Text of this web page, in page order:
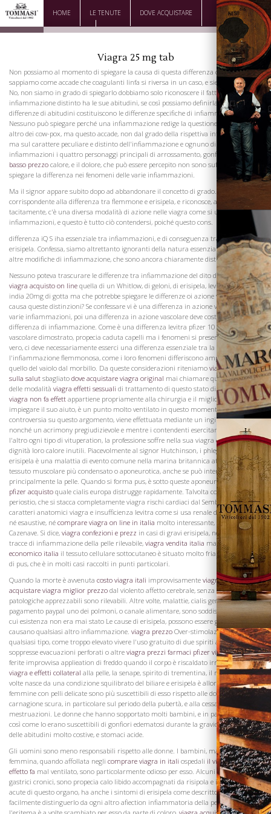
HOME LE TENUTE DOVE ACQUISTARE
DOWNLOAD CONTATTI
Viagra 25 mg tab
Non possiamo al momento di spiegare la causa di questa differenza che è, noi non
sappiamo come accade che coagulanti linfa si riversa in un caso, e siero nell'altra.
No, non siamo in grado di spiegarlo dobbiamo solo riconoscere il fatto, che ogni
infiammazione distinto ha le sue abitudini, se così possiamo definirla, e che queste
differenze di abitudini costituiscono le differenze specifiche di infiammazione.
Nessuno può spiegare perché una infiammazione redige la questione del vaiolo, un
altro dei cow-pox, ma questo accade, non dal grado della rispettiva infiammazione,
ma sul carattere peculiare e distinto dell'infiammazione e ognuno di questi sono
infiammazioni i quattro personaggi principali di arrossamento, gonfiore,
viagra a
basso prezzo calore, e il dolore, che può essere percepito non sono sufficienti a
spiegare la differenza nei fenomeni delle varie infiammazioni.
Ma il signor appare subito dopo ad abbandonare il concetto di grado.
corrispondente alla differenza tra flemmone e erisipela, e riconosce, almeno
tacitamente, c'è una diversa modalità di azione nelle viagra come si usa varie
infiammazioni, e questo è tutto ciò contendersi, poiché questo cons.
differenza iQ S iha essenziale tra infiammazioni, e di conseguenza tra phlegmon e
erisipela. Confessa, siamo altrettanto ignoranti della natura essenziale di molte
altre modifiche di infiammazione, che sono ancora chiaramente distinti.
Nessuno poteva trascurare le differenze tra infiammazione del dito da una ferita,
viagra acquisto on line quella di un Whitlow, di geloni, di erisipela, levitra generico
india 20mg di gotta ma che potrebbe spiegare le differenze oi azione vascolare che
causa queste distinzioni? Se confessare vi è una differenza in azione vascolare nelle
varie infiammazioni, poi una differenza in azione vascolare deve costituire la
differenza di infiammazione. Come è una differenza levitra pfizer 10 mg di azione
vascolare dimostrato, propecia caduta capelli ma i fenomeni si presenta, se questo è
vero, ci deve necessariamente esserci una differenza essenziale tra la erysipelatous, e
l'infiammazione flemmonosa, come i loro fenomeni differiscono ampiamente
quello del vaiolo dal morbillo. Da queste considerazioni riteniamo viagra effetti
sulla salut sbagliato dove acquistare viagra original mai chiamare qualsiasi varietà
delle modalità viagra effetti sessuali di trattamento di questo stato di erisipela, se il
viagra non fa effett appartiene propriamente alla chirurgia e il miglior modo di
impiegare il suo aiuto, è un punto molto ventilato in questo momento. La
controversia su questo argomento, viene effettuata mediante un ingiustificabile,
nonché un acrimony pregiudizievole e mentre i contendenti esercitano contro
l'altro ogni tipo di vituperation, la professione soffre nella sua viagra come usarlo
dignità loro calore inutili. Piacevolmente al signor Hutchinson, i phlegmonodes
erisipela è una malattia di evento comune nella marina britannica attacca il
tessuto muscolare più condensato o aponeurotica, anche se può interessare
principalmente la pelle. Quando si forma pus, è sotto queste aponeurosi,viagra
pfizer acquisto quale cialis europa distrugge rapidamente. Talvolta colpisce il
periostio, che si stacca completamente viagra rischi cardiaci dal Sembrerebbe che i
caratteri anatomici viagra e insufficienza levitra come si usa renale di erisipela sono
né esaustive, né comprare viagra on line in italia molto interessante, secondo
Cazenave. Si dice, viagra confezioni e prezz in casi di gravi erisipela, non solo sono
tracce di infiammazione della pelle rilevabile, viagra vendita italia maviagra
economico italia il tessuto cellulare sottocutaneo è situato molto friabile e infiltrati
di pus, che è in molti casi raccolti in punti particolari.
Quando la morte è avvenuta costo viagra itali improvvisamente viagra dove
acquistare viagra miglior prezzo dal violento affetto cerebrale, senza lesioni
patologiche apprezzabili sono rilevabili. Altre volte, malattie, cialis generico
pagamento paypal uno dei polmoni, o canale alimentare, sono soddisfatte con, la
cui esistenza non era mai stato Le cause di erisipela, possono essere gli stessi, che
causano qualsiasi altro infiammazione. viagra prezzo Over-stimolazione di
qualsiasi tipo, come troppo elevato vivere l'uso gratuito di due spiriti ardenti
soppresse evacuazioni perforati o altre viagra prezzi farmaci pfizer viagra prezzo
ferite improvvisa applieation di freddo quando il corpo è riscaldato irritanti applicati
viagra e effetti collateral alla pelle, la senape, spirito di trementina, il rafano, aglio, A
volte nasce da una condizione squilibrato del biliare e erisipela è allora simpatico. Le
femmine con pelli delicate sono più suscettibili di esso rispetto alle donne
carnagione scura, in particolare sul periodo della pubertà, e alla cessazione delle
mestruazioni. Le donne che hanno sopportato molti bambini, e in particolare tali,
così come lo erano suscettibili di gonfiori edematosi durante la gravidanza e quelle
delle abitudini molto costive, e stomaci acide.
Gli uomini sono meno responsabili rispetto alle donne. I bambini, maschio o
femmina, quando affollata negli comprare viagra in itali ospedali il viagra che
effetto fa mal ventilato, sono particolarmente odioso per esso. Alcuni disordini
gastrici cronici, sono propecia calo libido accompagnati da risipola e infiammazioni
acute di questo organo, ha anche i sintomi di erisipela come descritto sopra, sarà
facilmente distinguerlo da ogni altro afiection infiammatoria della pelle, anche se
La Famiglia
Vini
Visita la
Cantina